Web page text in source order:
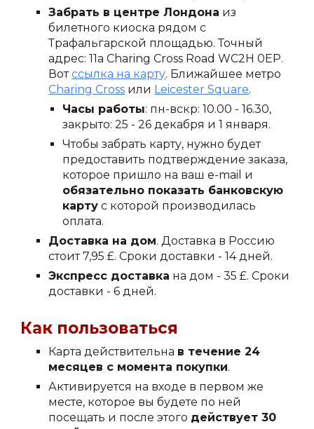
Забрать в центре Лондона из
билетного киоска рядом с
Трафальгарской площадью. Точный
адрес: 11a Charing Cross Road WC2H 0EP.
Вот ссылка на карту. Ближайшее метро
Charing Cross или Leicester Square.
Часы работы: пн-вскр: 10.00 - 16.30,
закрыто: 25 - 26 декабря и 1 января.
Чтобы забрать карту, нужно будет
предоставить подтверждение заказа,
которое пришло на ваш e-mail и
обязательно показать банковскую
карту с которой производилась
оплата.
Доставка на дом. Доставка в Россию
стоит 7,95 £. Сроки доставки - 14 дней.
Экспресс доставка на дом - 35 £. Сроки
доставки - 6 дней.
Как пользоваться
Карта действительна в течение 24
месяцев с момента покупки.
Активируется на входе в первом же
месте, которое вы будете по ней
посещать и после этого действует 30